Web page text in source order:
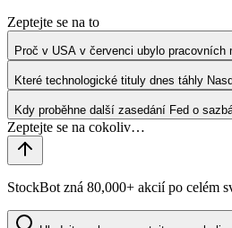
Zeptejte se na to
Proč v USA v červenci ubylo pracovních
Které technologické tituly dnes táhly
Kdy proběhne další zasedání Fed o
StockBot zná 80,000+ akcií po celém